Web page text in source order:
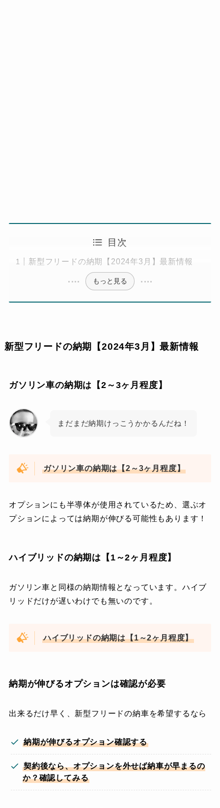
目次
新型フリードの納期【2024年3月】最新情報
もっと見る
新型フリードの納期【2024年3月】最新情報
ガソリン車の納期は【2～3ヶ月程度】
まだまだ納期けっこうかかるんだね！
ガソリン車の納期は【2～3ヶ月程度】
オプションにも半導体が使用されているため、選ぶオ
プションによっては納期が伸びる可能性もあります！
ハイブリッドの納期は【1～2ヶ月程度】
ガソリン車と同様の納期情報となっています。ハイブ
リッドだけが遅いわけでも無いのです。
ハイブリッドの納期は【1～2ヶ月程度】
納期が伸びるオプションは確認が必要
出来るだけ早く、新型フリードの納車を希望するなら
納期が伸びるオプション確認する
契約後なら、オプションを外せば納車が早まるの
か？確認してみる